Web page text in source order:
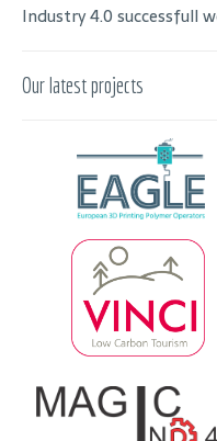
Industry 4.0 successfull
Our latest projects